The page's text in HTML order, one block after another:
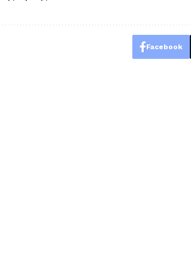
Facebook